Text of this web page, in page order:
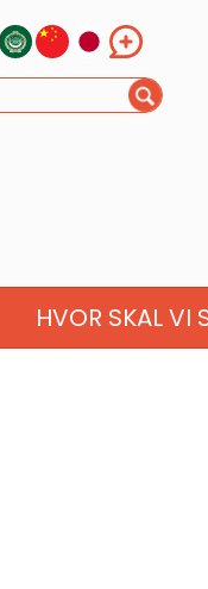
HVOR SKAL VI